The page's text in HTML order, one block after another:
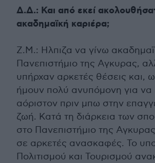
Δ.Δ.: Και από εκεί
ακαδημαϊκή καριέρα;
Ζ.Μ.: Ηλπιζα να γίνω
Πανεπιστήμιο της Αγκυρας,
υπήρχαν αρκετές θέσεις και,
ήμουν πολύ ανυπόμονη για να
αόριστον πριν μπω στην
ζωή. Κατά τη διάρκεια των
στο Πανεπιστήμιο της
σε αρκετές ανασκαφές. Το
Πολιτισμού και Τουρισμού